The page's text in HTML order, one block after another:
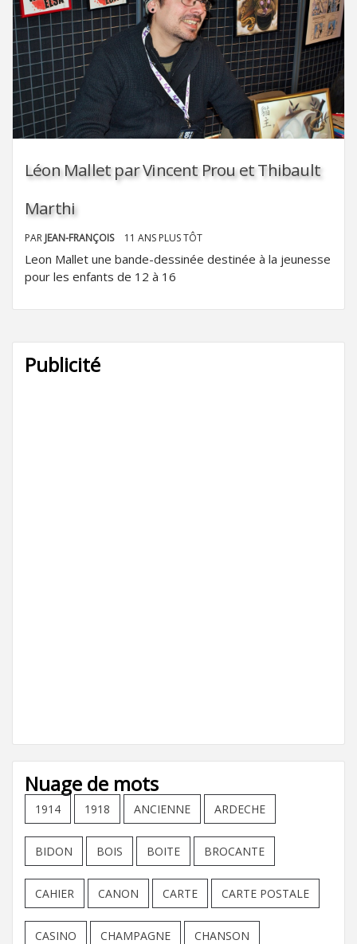
Léon Mallet par Vincent Prou et Thibault
Marthi
PAR JEAN-FRANÇOIS 11 ANS PLUS TÔT
Leon Mallet une bande-dessinée destinée à la jeunesse
pour les enfants de 12 à 16
Publicité
Nuage de mots
1914 1918 ANCIENNE ARDECHE
BIDON BOIS BOITE BROCANTE
CAHIER CANON CARTE CARTE POSTALE
CASINO CHAMPAGNE CHANSON